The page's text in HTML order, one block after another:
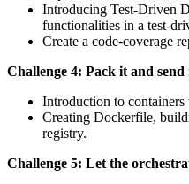
Introducing Test-Driven
functionalities in a test-
Create a code-coverage
Challenge 4: Pack it and
Introduction to
Creating Dockerfile,
registry.
Challenge 5: Let the